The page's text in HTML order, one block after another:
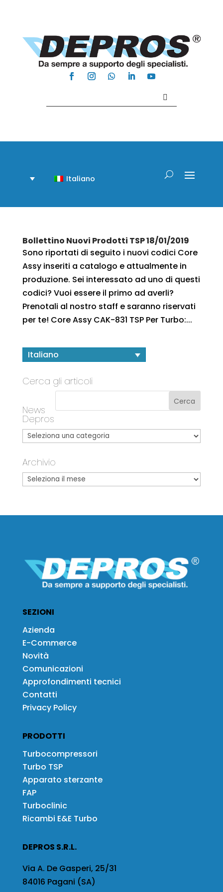
Italiano
Bollettino Nuovi Prodotti TSP 18/01/2019
Sono riportati di seguito i nuovi codici Core
Assy inseriti a catalogo e attualmente in
produzione. Sei interessato ad uno di questi
codici? Vuoi essere il primo ad averli?
Prenotali al nostro staff e saranno riservati
per te! Core Assy CAK-831 TSP Per Turbo:...
Italiano
Cerca gli articoli
News
Depros
Archivio
SEZIONI
Azienda
E-Commerce
Novità
Comunicazioni
Approfondimenti tecnici
Contatti
Privacy Policy
PRODOTTI
Turbocompressori
Turbo TSP
Apparato sterzante
FAP
Turboclinic
Ricambi E&E Turbo
DEPROS S.R.L.
Via A. De Gasperi, 25/31
84016 Pagani (SA)